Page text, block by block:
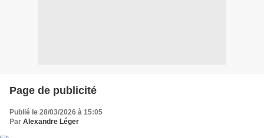
Page de publicité
Publié le 28/03/2026 à 15:05
Par Alexandre Léger